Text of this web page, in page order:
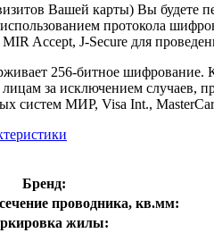
Вашей карты) Вы
протокола
Accept, J-Secure для
256-битное
лицам за исключением случаев,
систем МИР, Visa Int.,
Бренд:
проводника, кв.мм:
жилы: